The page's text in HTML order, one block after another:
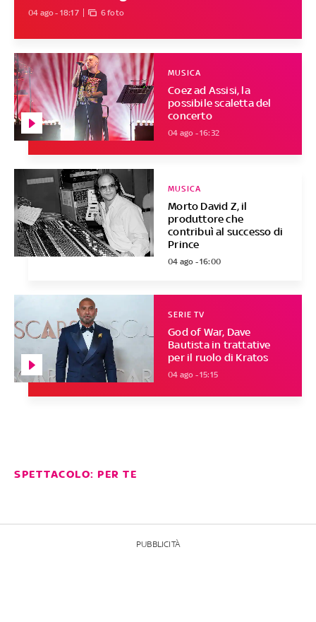
04 ago - 18:17 6 foto
Coez ad Assisi, la
possibile scaletta del
concerto
MUSICA
04 ago - 16:32
Morto David Z, il
produttore che
contribuì al successo di
Prince
MUSICA
04 ago - 16:00
God of War, Dave
Bautista in trattative
per il ruolo di Kratos
SERIE TV
04 ago - 15:15
SPETTACOLO: PER TE
PUBBLICITÀ